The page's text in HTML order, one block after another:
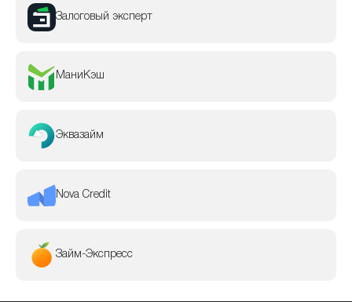
Залоговый эксперт
МаниКэш
Эквазайм
Nova Credit
Займ-Экспресс